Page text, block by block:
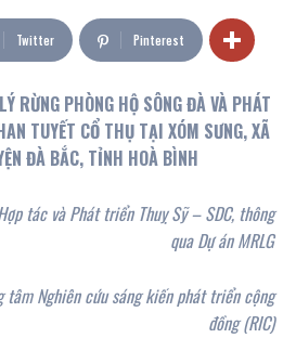
Twitter Pinterest
RỪNG PHÒNG HỘ SÔNG ĐÀ VÀ PHÁT
TUYẾT CỔ THỤ TẠI XÓM SƯNG, XÃ
ĐÀ BẮC, TỈNH HOÀ BÌNH
tác và Phát triển Thuỵ Sỹ – SDC, thông
qua Dự án MRLG
tâm Nghiên cứu sáng kiến phát triển cộng
đồng (RIC)